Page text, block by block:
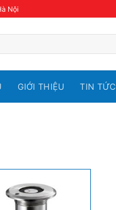
Nội
GIỚI THIỆU TIN TỨC